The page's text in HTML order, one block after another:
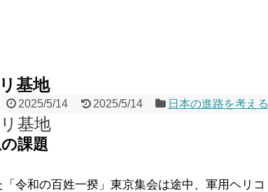
基地
2025/5/14 2025/5/14 日本の進路を考える
基地
課題
令和の百姓一揆」東京集会は途中、軍用ヘリコ